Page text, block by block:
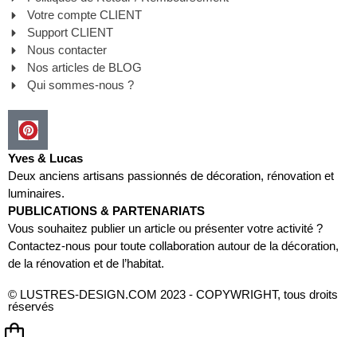
Votre compte CLIENT
Support CLIENT
Nous contacter
Nos articles de BLOG
Qui sommes-nous ?
Yves & Lucas
Deux anciens artisans passionnés de décoration, rénovation et
luminaires.
PUBLICATIONS & PARTENARIATS
Vous souhaitez publier un article ou présenter votre activité ?
Contactez-nous pour toute collaboration autour de la décoration,
de la rénovation et de l’habitat.
© LUSTRES-DESIGN.COM 2023 - COPYWRIGHT, tous droits
réservés